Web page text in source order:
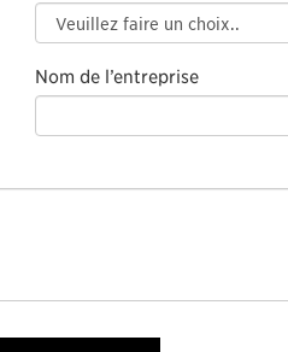
Nom de l’entreprise